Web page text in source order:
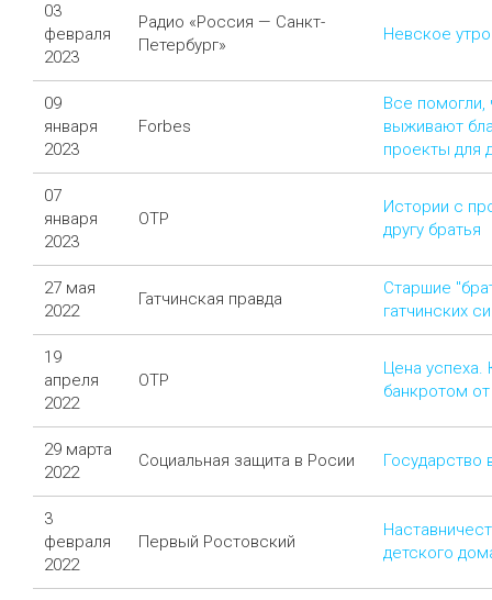
03
февраля
2023
Радио «Россия — Санкт-
Петербург»
Невское
09
января
2023
Forbes
Все помогли,
выживают
проекты для
07
января
2023
ОТР
Истории с
другу братья
27 мая
2022
Гатчинская правда
Старшие
гатчинских
19
апреля
2022
ОТР
Цена успеха.
банкротом
29 марта
2022
Социальная защита в Росии Государство
3
февраля
2022
Первый Ростовский
детского